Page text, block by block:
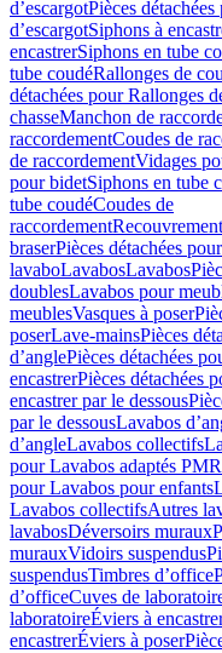
d’escargotPièces
d’escargotSiphons à
encastrerSiphons en tube
tube coudéRallonges de
détachées pour Rallonges
chasseManchon de
raccordementCoudes de
de raccordementVidages
pour bidetSiphons en tube
tube coudéCoudes de
raccordement
braserPièces détachées
lavaboLavabosLavabos
doublesLavabos pour
meublesVasques à poser
poserLave-mainsPièces
d’anglePièces détachées
encastrerPièces détachées
encastrer par le dessous
par le dessousLavabos
d’angleLavabos collectifs
pour Lavabos adaptés PMR
pour Lavabos pour enfants
Lavabos collectifsAutres
lavabosDéversoirs muraux
murauxVidoirs suspendus
suspendusTimbres dʼoffice
dʼofficeCuves de
laboratoireÉviers à
encastrerÉviers à poser